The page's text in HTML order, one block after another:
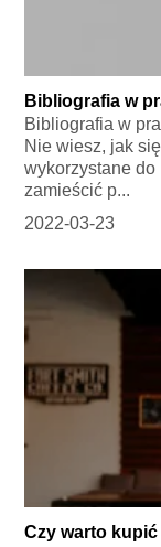
Bibliografia w
Bibliografia w
Nie wiesz, jak
wykorzystane do
zamieścić p...
2022-03-23
Czy warto